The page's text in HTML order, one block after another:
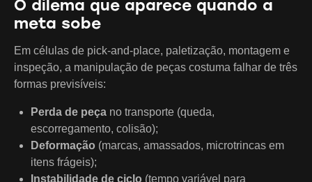
O dilema que aparece quando a
meta sobe
Em células de pick-and-place, paletização, montagem e
inspeção, a manipulação de peças costuma falhar de três
formas previsíveis:
Perda de peça no transporte (queda,
escorregamento, colisão);
Deformação (marcas, amassados, microtrincas em
itens frágeis);
Instabilidade de ciclo (tempo variável para